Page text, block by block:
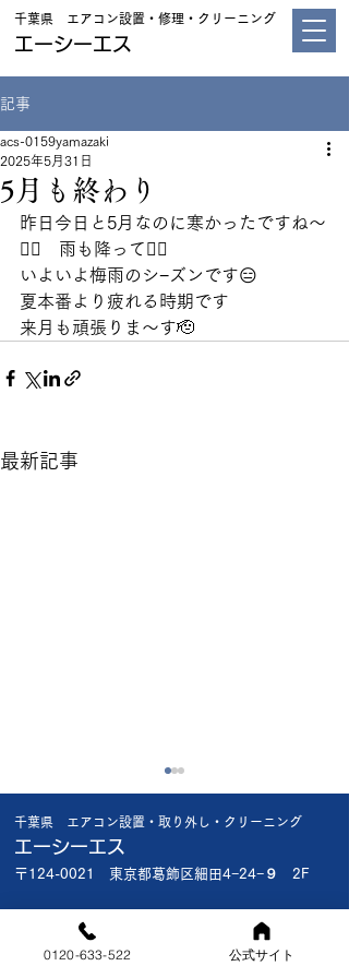
千葉県 エアコン設置・修理・クリーニング
エーシーエス
記事
5月も終わり
acs-0159yamazaki
2025年5月31日
昨日今日と5月なのに寒かったですね～
😵‍💫　雨も降って😮‍💨
いよいよ梅雨のシ−ズンです😑
夏本番より疲れる時期です
来月も頑張りま〜す🫡
最新記事
昨日の工事で😱
昨日船橋市内の新規のお客様
宅 1階で新品エアコン入れ替
ン取外撤去で1階入れ替え終
了後2階の和室にお邪魔しま
千葉県 エアコン設置・取り外し・クリーニング
エーシーエス
〒124-0021 東京都葛飾区細田4−24−９ 2F
対応エリア
[東京都]葛飾区・江戸川区
0120-633-522 公式サイト